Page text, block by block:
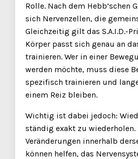
Rolle. Nach dem Hebb’schen
sich Nervenzellen, die
Gleichzeitig gilt das S.A.I.D.-
Körper passt sich genau an
trainieren. Wer in einer
werden möchte, muss diese
spezifisch trainieren und
einem Reiz bleiben.
Wichtig ist dabei jedoch:
ständig exakt zu wiederholen.
Veränderungen innerhalb
können helfen, das